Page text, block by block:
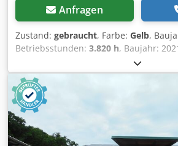
Anfragen
Zustand: gebraucht, Farbe: Gelb,
Betriebsstunden: 3.820 h, Baujahr:
16.000 kg Abmessungen (L x B x H): 622
Chodpfox Sqhiox Aa Dja Motortyp: